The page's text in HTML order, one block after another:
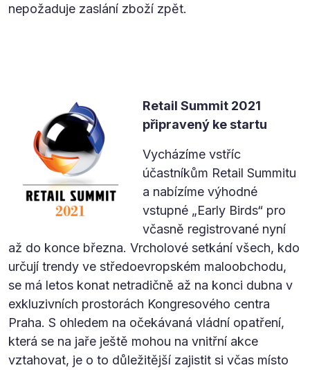
nepožaduje zaslání zboží zpět.
Retail Summit 2021
připravený ke startu
Vycházíme vstříc
účastníkům Retail Summitu
a nabízíme výhodné
vstupné „Early Birds“ pro
včasně registrované nyní
až do konce března. Vrcholové setkání všech, kdo
určují trendy ve středoevropském maloobchodu,
se má letos konat netradičně až na konci dubna v
exkluzivních prostorách Kongresového centra
Praha. S ohledem na očekávaná vládní opatření,
která se na jaře ještě mohou na vnitřní akce
vztahovat, je o to důležitější zajistit si včas místo